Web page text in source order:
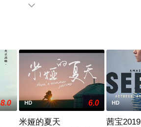
大全就上星空电影网，更多相关信

8.0 HD 6.0
米娅的夏天
HD
茜宝2019